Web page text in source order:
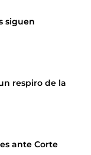
siguen
respiro de la
ante Corte